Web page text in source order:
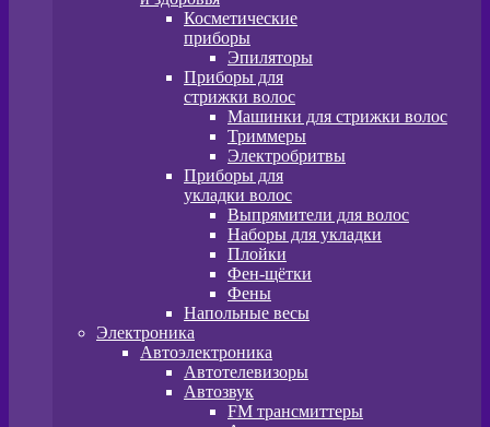
Косметические
приборы
Эпиляторы
Приборы для
стрижки волос
Машинки для стрижки волос
Триммеры
Электробритвы
Приборы для
укладки волос
Выпрямители для волос
Наборы для укладки
Плойки
Фен-щётки
Фены
Напольные весы
Электроника
Автоэлектроника
Автотелевизоры
Автозвук
FM трансмиттеры